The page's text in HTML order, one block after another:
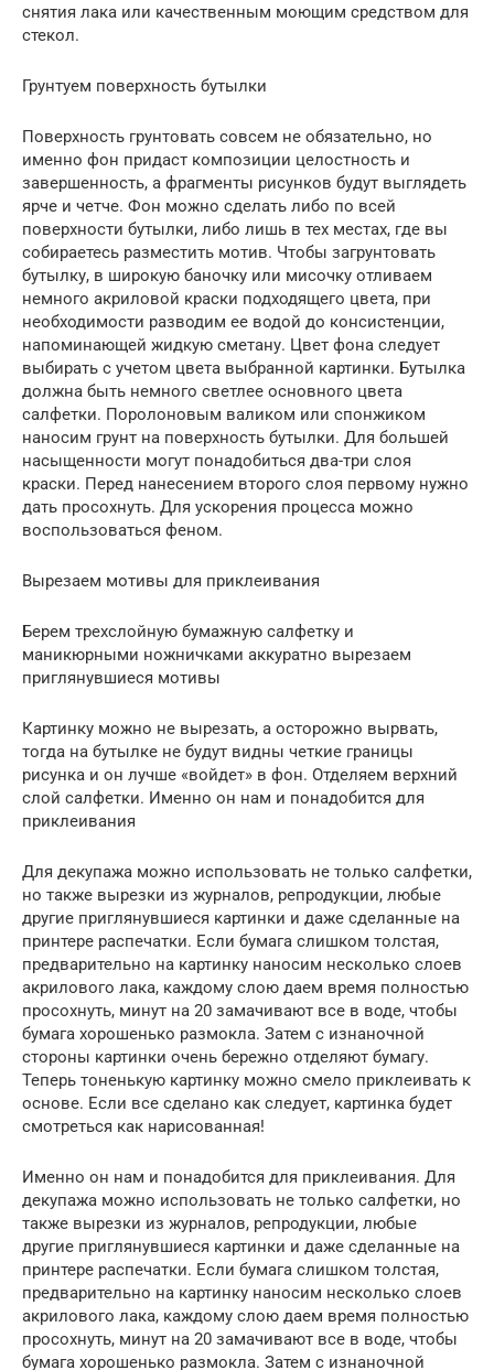
снятия лака или качественным моющим средством для
стекол.
Грунтуем поверхность бутылки
Поверхность грунтовать совсем не обязательно, но
именно фон придаст композиции целостность и
завершенность, а фрагменты рисунков будут выглядеть
ярче и четче. Фон можно сделать либо по всей
поверхности бутылки, либо лишь в тех местах, где вы
собираетесь разместить мотив. Чтобы загрунтовать
бутылку, в широкую баночку или мисочку отливаем
немного акриловой краски подходящего цвета, при
необходимости разводим ее водой до консистенции,
напоминающей жидкую сметану. Цвет фона следует
выбирать с учетом цвета выбранной картинки. Бутылка
должна быть немного светлее основного цвета
салфетки. Поролоновым валиком или спонжиком
наносим грунт на поверхность бутылки. Для большей
насыщенности могут понадобиться два-три слоя
краски. Перед нанесением второго слоя первому нужно
дать просохнуть. Для ускорения процесса можно
воспользоваться феном.
Вырезаем мотивы для приклеивания
Берем трехслойную бумажную салфетку и
маникюрными ножничками аккуратно вырезаем
приглянувшиеся мотивы
Картинку можно не вырезать, а осторожно вырвать,
тогда на бутылке не будут видны четкие границы
рисунка и он лучше «войдет» в фон. Отделяем верхний
слой салфетки. Именно он нам и понадобится для
приклеивания
Для декупажа можно использовать не только салфетки,
но также вырезки из журналов, репродукции, любые
другие приглянувшиеся картинки и даже сделанные на
принтере распечатки. Если бумага слишком толстая,
предварительно на картинку наносим несколько слоев
акрилового лака, каждому слою даем время полностью
просохнуть, минут на 20 замачивают все в воде, чтобы
бумага хорошенько размокла. Затем с изнаночной
стороны картинки очень бережно отделяют бумагу.
Теперь тоненькую картинку можно смело приклеивать к
основе. Если все сделано как следует, картинка будет
смотреться как нарисованная!
Именно он нам и понадобится для приклеивания. Для
декупажа можно использовать не только салфетки, но
также вырезки из журналов, репродукции, любые
другие приглянувшиеся картинки и даже сделанные на
принтере распечатки. Если бумага слишком толстая,
предварительно на картинку наносим несколько слоев
акрилового лака, каждому слою даем время полностью
просохнуть, минут на 20 замачивают все в воде, чтобы
бумага хорошенько размокла. Затем с изнаночной